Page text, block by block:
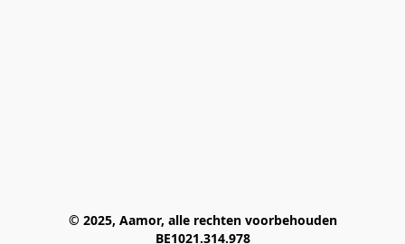
© 2025, Aamor, alle rechten voorbehouden
BE1021.314.978